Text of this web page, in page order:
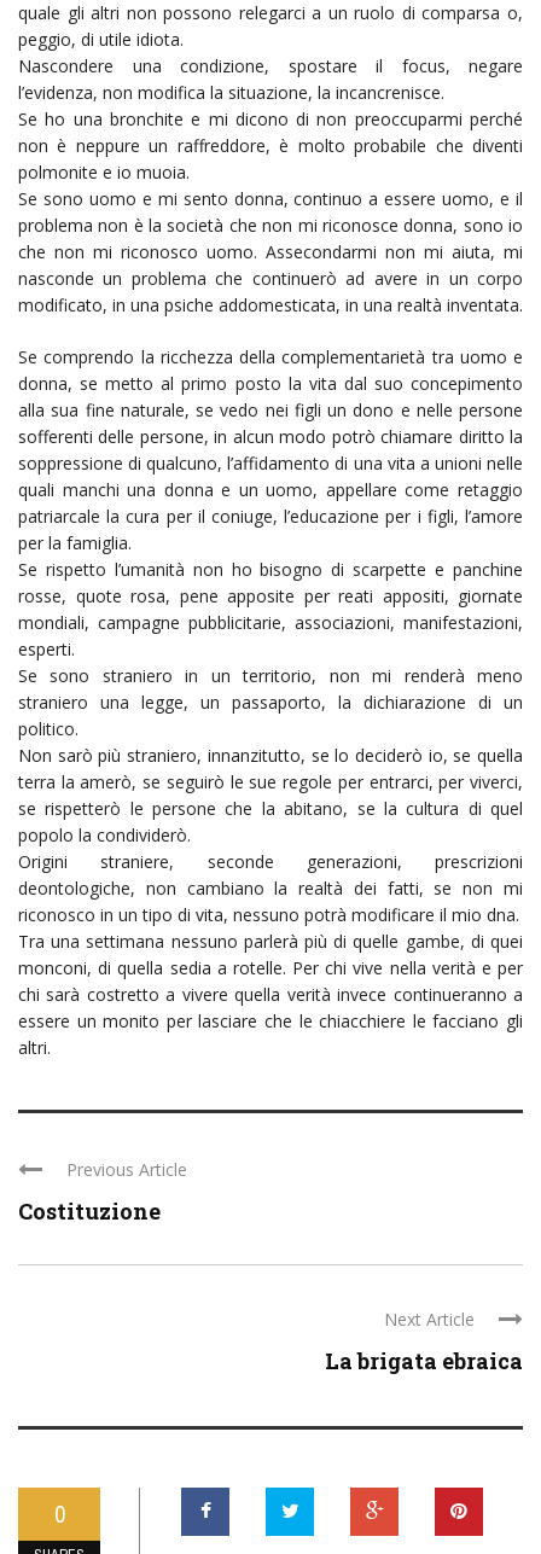
quale gli altri non possono relegarci a un ruolo di comparsa o,
peggio, di utile idiota.
Nascondere una condizione, spostare il focus, negare
l’evidenza, non modifica la situazione, la incancrenisce.
Se ho una bronchite e mi dicono di non preoccuparmi perché
non è neppure un raffreddore, è molto probabile che diventi
polmonite e io muoia.
Se sono uomo e mi sento donna, continuo a essere uomo, e il
problema non è la società che non mi riconosce donna, sono io
che non mi riconosco uomo. Assecondarmi non mi aiuta, mi
nasconde un problema che continuerò ad avere in un corpo
modificato, in una psiche addomesticata, in una realtà inventata.
Se comprendo la ricchezza della complementarietà tra uomo e
donna, se metto al primo posto la vita dal suo concepimento
alla sua fine naturale, se vedo nei figli un dono e nelle persone
sofferenti delle persone, in alcun modo potrò chiamare diritto la
soppressione di qualcuno, l’affidamento di una vita a unioni nelle
quali manchi una donna e un uomo, appellare come retaggio
patriarcale la cura per il coniuge, l’educazione per i figli, l’amore
per la famiglia.
Se rispetto l’umanità non ho bisogno di scarpette e panchine
rosse, quote rosa, pene apposite per reati appositi, giornate
mondiali, campagne pubblicitarie, associazioni, manifestazioni,
esperti.
Se sono straniero in un territorio, non mi renderà meno
straniero una legge, un passaporto, la dichiarazione di un
politico.
Non sarò più straniero, innanzitutto, se lo deciderò io, se quella
terra la amerò, se seguirò le sue regole per entrarci, per viverci,
se rispetterò le persone che la abitano, se la cultura di quel
popolo la condividerò.
Origini straniere, seconde generazioni, prescrizioni
deontologiche, non cambiano la realtà dei fatti, se non mi
riconosco in un tipo di vita, nessuno potrà modificare il mio dna.
Tra una settimana nessuno parlerà più di quelle gambe, di quei
monconi, di quella sedia a rotelle. Per chi vive nella verità e per
chi sarà costretto a vivere quella verità invece continueranno a
essere un monito per lasciare che le chiacchiere le facciano gli
altri.
Previous Article
Costituzione
Next Article
La brigata ebraica
0